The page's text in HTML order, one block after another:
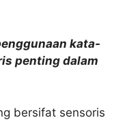
kata-
penting dalam
bersifat sensoris